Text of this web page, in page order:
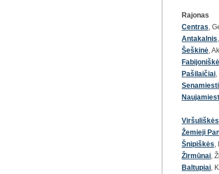
Rajonas
Centras ,
Antakalnis
Šeškinė ,
Pašilaičiai
Viršuliškės
Žemieji
Šnipiškės
Žirmūnai ,
Baltupiai ,